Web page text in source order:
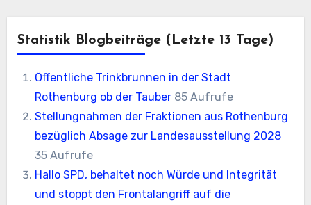
Statistik Blogbeiträge (letzte 13 Tage)
Öffentliche Trinkbrunnen in der Stadt
Rothenburg ob der Tauber 85 Aufrufe
Stellungnahmen der Fraktionen aus Rothenburg
bezüglich Absage zur Landesausstellung 2028
35 Aufrufe
Hallo SPD, behaltet noch Würde und Integrität
und stoppt den Frontalangriff auf die